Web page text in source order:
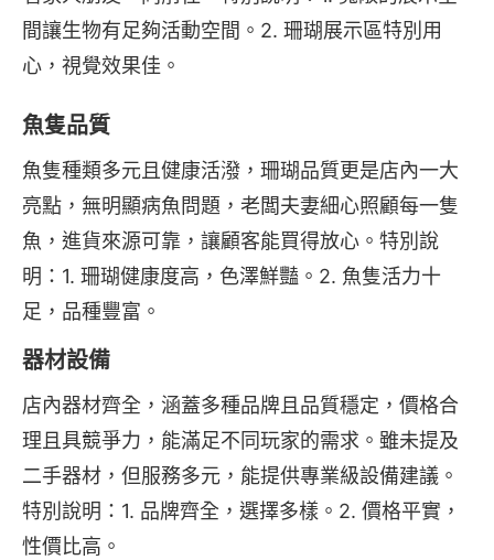
間讓生物有足夠活動空間。2. 珊瑚展示區特別用
心，視覺效果佳。
魚隻品質
魚隻種類多元且健康活潑，珊瑚品質更是店內一大
亮點，無明顯病魚問題，老闆夫妻細心照顧每一隻
魚，進貨來源可靠，讓顧客能買得放心。特別說
明：1. 珊瑚健康度高，色澤鮮豔。2. 魚隻活力十
足，品種豐富。
器材設備
店內器材齊全，涵蓋多種品牌且品質穩定，價格合
理且具競爭力，能滿足不同玩家的需求。雖未提及
二手器材，但服務多元，能提供專業級設備建議。
特別說明：1. 品牌齊全，選擇多樣。2. 價格平實，
性價比高。